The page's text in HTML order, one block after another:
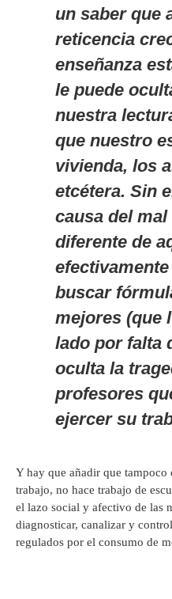
un saber que
reticencia
enseñanza
le puede
nuestra
que nuestro
vivienda, los
etcétera. Sin
causa del
diferente de
buscar
mejores (que
lado por falta
oculta la
profesores
ejercer su
Y hay que añadir que tampoco
trabajo, no hace trabajo de
el lazo social y afectivo de las
diagnosticar, canalizar y
regulados por el consumo de